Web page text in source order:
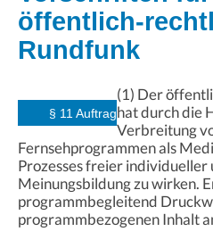
öffentlich-
Rundfunk
§ 11 Auftrag
(1) Der
hat durch die
Verbreitung
Fernsehprogrammen als
Prozesses freier
Meinungsbildung zu wirken.
programmbegleitend
programmbezogenen Inhalt